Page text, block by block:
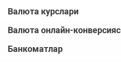
Валюта курслари
Валюта онлайн-
Банкоматлар